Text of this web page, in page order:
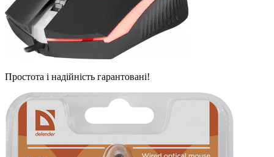
Простота і надійність гарантовані!